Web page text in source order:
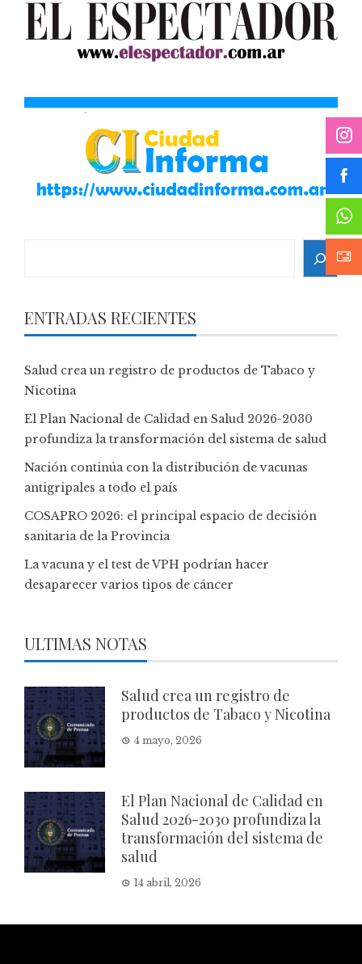
ENTRADAS RECIENTES
Salud crea un registro de productos de Tabaco y
Nicotina
El Plan Nacional de Calidad en Salud 2026-2030
profundiza la transformación del sistema de salud
Nación continúa con la distribución de vacunas
antigripales a todo el país
COSAPRO 2026: el principal espacio de decisión
sanitaria de la Provincia
La vacuna y el test de VPH podrían hacer
desaparecer varios tipos de cáncer
ULTIMAS NOTAS
Salud crea un registro de
productos de Tabaco y Nicotina
4 mayo, 2026
El Plan Nacional de Calidad en
Salud 2026-2030 profundiza la
transformación del sistema de
salud
14 abril, 2026